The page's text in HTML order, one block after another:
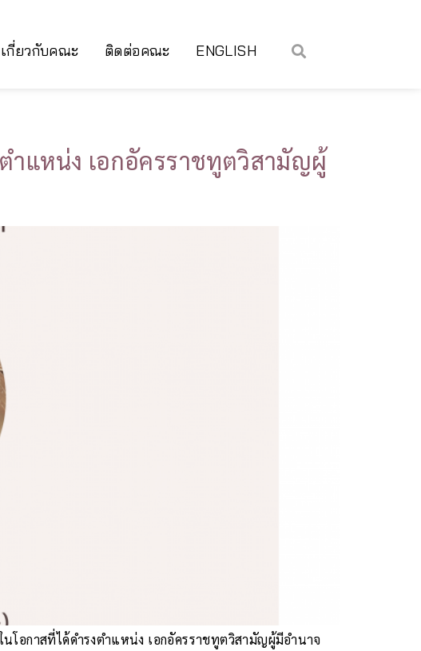
เกี่ยวกับคณะ ติดต่อคณะ ENGLISH
แหน่ง เอกอัครราชทูตวิสามัญผู้
อกาสที่ได้ดำรงตำแหน่ง เอกอัครราชทูตวิสามัญผู้มีอำนาจ